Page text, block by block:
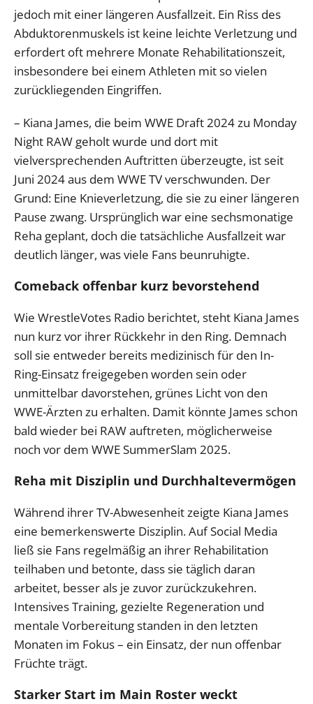
jedoch mit einer längeren Ausfallzeit. Ein Riss des
Abduktorenmuskels ist keine leichte Verletzung und
erfordert oft mehrere Monate Rehabilitationszeit,
insbesondere bei einem Athleten mit so vielen
zurückliegenden Eingriffen.
– Kiana James, die beim WWE Draft 2024 zu Monday
Night RAW geholt wurde und dort mit
vielversprechenden Auftritten überzeugte, ist seit
Juni 2024 aus dem WWE TV verschwunden. Der
Grund: Eine Knieverletzung, die sie zu einer längeren
Pause zwang. Ursprünglich war eine sechsmonatige
Reha geplant, doch die tatsächliche Ausfallzeit war
deutlich länger, was viele Fans beunruhigte.
Comeback offenbar kurz bevorstehend
Wie WrestleVotes Radio berichtet, steht Kiana James
nun kurz vor ihrer Rückkehr in den Ring. Demnach
soll sie entweder bereits medizinisch für den In-
Ring-Einsatz freigegeben worden sein oder
unmittelbar davorstehen, grünes Licht von den
WWE-Ärzten zu erhalten. Damit könnte James schon
bald wieder bei RAW auftreten, möglicherweise
noch vor dem WWE SummerSlam 2025.
Reha mit Disziplin und Durchhaltevermögen
Während ihrer TV-Abwesenheit zeigte Kiana James
eine bemerkenswerte Disziplin. Auf Social Media
ließ sie Fans regelmäßig an ihrer Rehabilitation
teilhaben und betonte, dass sie täglich daran
arbeitet, besser als je zuvor zurückzukehren.
Intensives Training, gezielte Regeneration und
mentale Vorbereitung standen in den letzten
Monaten im Fokus – ein Einsatz, der nun offenbar
Früchte trägt.
Starker Start im Main Roster weckt